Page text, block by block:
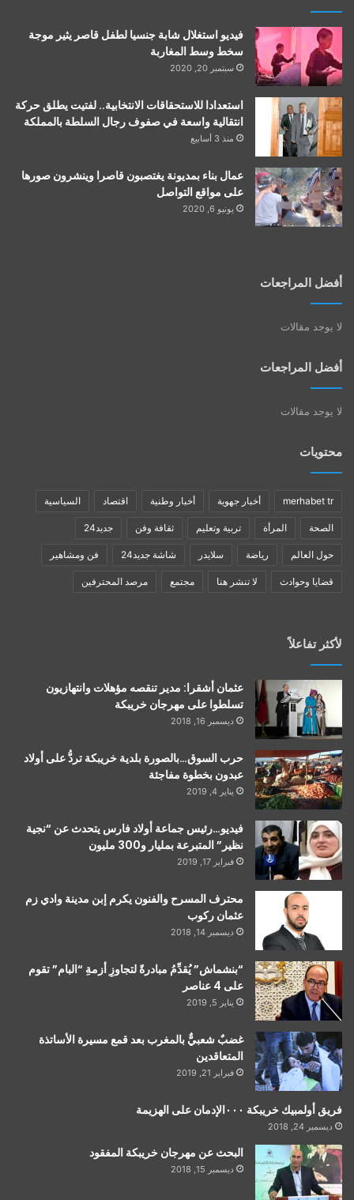
فيديو استغلال شابة جنسيا لطفل قاصر يثير موجة
سخط وسط المغاربة
سبتمبر 20, 2020
استعدادا للاستحقاقات الانتخابية.. لفتيت يطلق حركة
انتقالية واسعة في صفوف رجال السلطة بالمملكة
منذ 3 أسابيع
عمال بناء بمديونة يغتصبون قاصرا وينشرون صورها
على مواقع التواصل
يونيو 6, 2020
أفضل المراجعات
لا يوجد مقالات
أفضل المراجعات
لا يوجد مقالات
محتويات
merhabet tr أخبار جهوية أخبار وطنية اقتصاد السياسية
الصحة المرأة تربية وتعليم ثقافة وفن جديد24
حول العالم رياضة سلايدر شاشة جديد24 فن ومشاهير
قضايا وحوادث لا تنشر هنا مجتمع مرصد المحترفين
لأكثر تفاعلاً
عثمان أشقرا: مدير تنقصه مؤهلات وانتهازيون
تسلطوا على مهرجان خريبكة
ديسمبر 16, 2018
حرب السوق…بالصورة بلدية خريبكة تردُّ على أولاد
عبدون بخطوة مفاجئة
يناير 4, 2019
فيديو…رئيس جماعة أولاد فارس يتحدث عن “نجية
نظير” المتبرعة بمليار و300 مليون
فبراير 17, 2019
محترف المسرح والفنون يكرم إبن مدينة وادي زم
عثمان ركوب
ديسمبر 14, 2018
“بنشماش” يُقدِّمُ مبادرةً لتجاوزِ أزمةِ “البام” تقوم
على 4 عناصر
يناير 5, 2019
غضبٌ شعبيٌّ بالمغرب بعد قمع مسيرة الأساتذة
المتعاقدين
فبراير 21, 2019
فريق أولمبيك خريبكة ٠٠٠الإدمان على الهزيمة
ديسمبر 24, 2018
البحث عن مهرجان خريبكة المفقود
ديسمبر 15, 2018